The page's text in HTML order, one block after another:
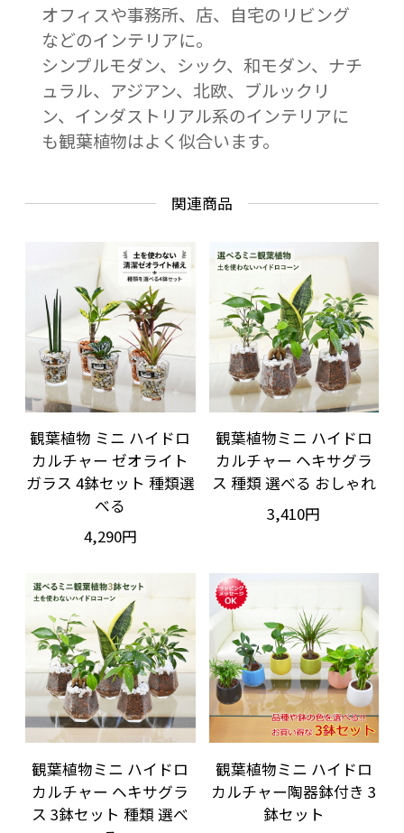
オフィスや事務所、店、自宅のリビング
などのインテリアに。
シンプルモダン、シック、和モダン、ナチ
ュラル、アジアン、北欧、ブルックリ
ン、インダストリアル系のインテリアに
も観葉植物はよく似合います。
関連商品
観葉植物 ミニ ハイドロ
カルチャー ゼオライト
ガラス 4鉢セット 種類選
べる
4,290円
観葉植物ミニ ハイドロ
カルチャー ヘキサグラ
ス 種類 選べる おしゃれ
3,410円
観葉植物ミニ ハイドロ
カルチャー ヘキサグラ
ス 3鉢セット 種類 選べ
観葉植物ミニ ハイドロ
カルチャー陶器鉢付き 3
鉢セット